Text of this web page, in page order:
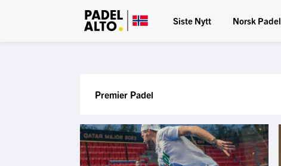
Siste Nytt Norsk Padel
Premier Padel